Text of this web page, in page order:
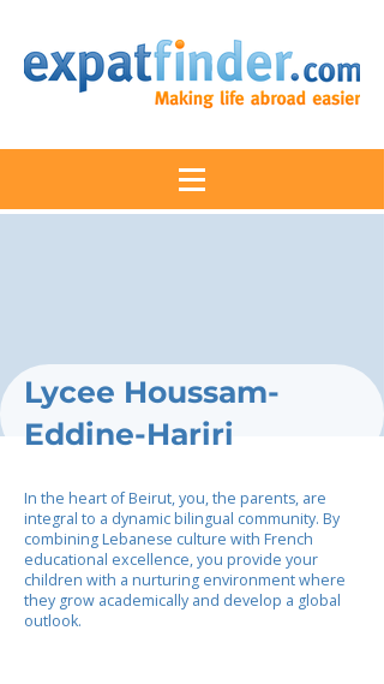
Lycee Houssam-
Eddine-Hariri
In the heart of Beirut, you, the parents, are
integral to a dynamic bilingual community. By
combining Lebanese culture with French
educational excellence, you provide your
children with a nurturing environment where
they grow academically and develop a global
outlook.